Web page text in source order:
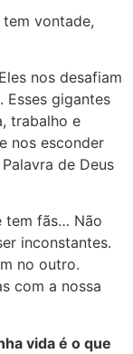
vontade,
nos desafiam
Esses gigantes
trabalho e
nos esconder
de Deus
tem fãs… Não
inconstantes.
no outro.
com a nossa
vida é o que